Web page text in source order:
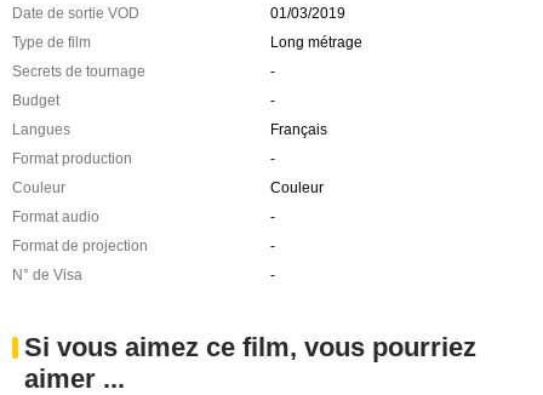
Date de sortie VOD
01/03/2019
Type de film
Long métrage
Secrets de tournage
-
Budget
-
Langues
Français
Format production
-
Couleur
Couleur
Format audio
-
Format de projection
-
N° de Visa
-
Si vous aimez ce film, vous pourriez
aimer ...